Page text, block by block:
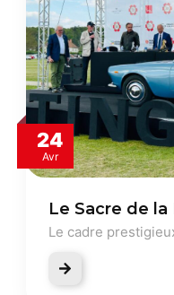
24
Avr
Le Sacre de
Le cadre